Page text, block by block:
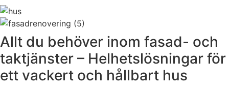
Allt du behöver inom fasad- och
taktjänster – Helhetslösningar för
ett vackert och hållbart hus